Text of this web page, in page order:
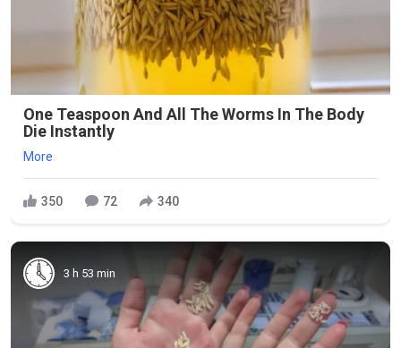
One Teaspoon And All The Worms In The Body
Die Instantly
More
350 72 340
3 h 53 min